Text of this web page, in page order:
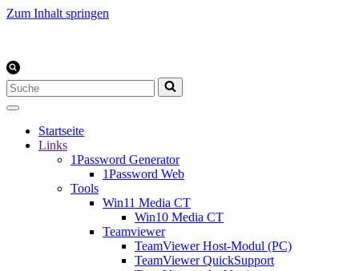
Zum Inhalt springen
Suchen
nach …
Startseite
Links
1Password Generator
1Password Web
Tools
Win11 Media CT
Win10 Media CT
Teamviewer
TeamViewer Host-Modul (PC)
TeamViewer QuickSupport